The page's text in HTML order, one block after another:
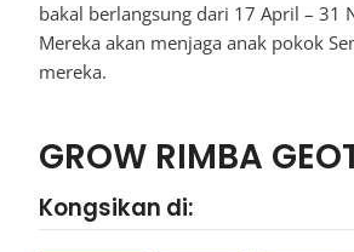
bakal berlangsung dari 17 April – 31
Mereka akan menjaga anak pokok
mereka.
GROW RIMBA
Kongsikan di: